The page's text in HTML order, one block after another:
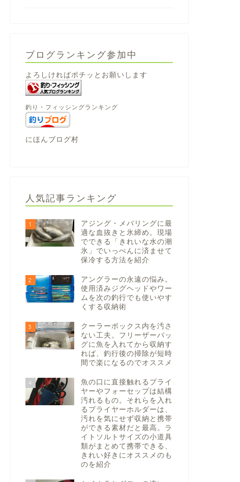
ブログランキング参加中
よろしければポチッとお願いします
釣り・フィッシングランキング
にほんブログ村
人気記事ランキング
1
アジング・メバリングに最
適な血抜きと氷締め。現場
でできる「きれいな水の潮
氷」でいっぺんに済ませて
保冷する方法を紹介
2
アングラーの永遠の悩み。
使用済みジグヘッドやワー
ムを次の釣行でも使いやす
くする収納術
3
クーラーボックス内を汚さ
ない工夫。フリーザーバッ
グに魚を入れてから収納す
れば、釣行後の掃除が短時
間で楽になるのでオススメ
4
魚の口に直接触れるプライ
ヤーやフォーセップは結構
汚れるもの。それらを入れ
るプライヤーホルダーは、
汚れを気にせず収納と携帯
ができる素材だと最高。ラ
イトソルトサイズの小道具
類がまとめて携帯できる、
きれい好きにオススメのも
のを紹介